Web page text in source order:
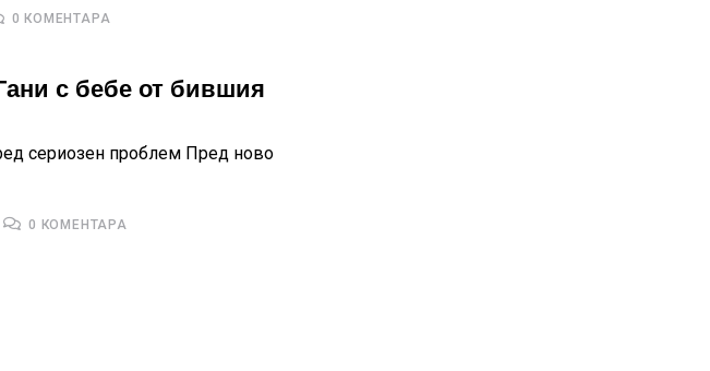
0 КОМЕНТАРА
с бебе от бившия
сериозен проблем Пред ново
0 КОМЕНТАРА